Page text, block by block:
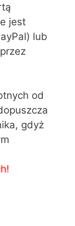
jest
lub
od
gdyż